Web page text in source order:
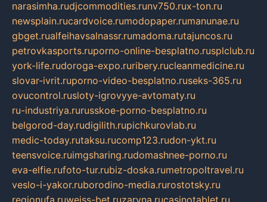
narasimha.rudjcommodities.runv750.rux-ton.ru
newsplain.rucardvoice.rumodopaper.rumanunae.ru
gbget.rualfeihavsalnassr.rumadoma.rutajuncos.ru
petrovkasports.ruporno-online-besplatno.rusplclub.ru
york-life.rudoroga-expo.ruribery.rucleanmedicine.ru
slovar-ivrit.ruporno-video-besplatno.ruseks-365.ru
ovucontrol.rusloty-igrovyye-avtomaty.ru
ru-industriya.rurusskoe-porno-besplatno.ru
belgorod-day.rudigilith.rupichkurovlab.ru
medic-today.rutaksu.rucomp123.rudon-ykt.ru
teensvoice.ruimgsharing.rudomashnee-porno.ru
eva-elfie.rufoto-tur.rubiz-doska.rumetropoltravel.ru
veslo-i-yakor.ruborodino-media.rurostotsky.ru